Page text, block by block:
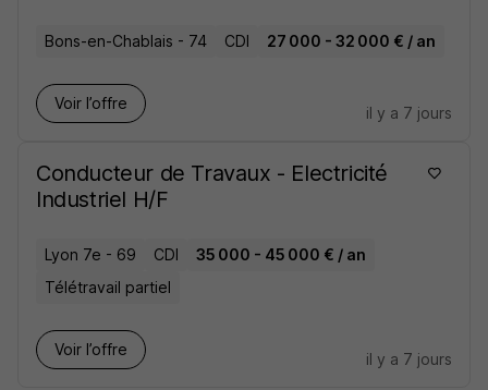
Bons-en-Chablais - 74 CDI 27 000 - 32 000 € / an
Voir l’offre
il y a 7 jours
Conducteur de Travaux - Electricité
Industriel H/F
Lyon 7e - 69 CDI
35 000 - 45 000 € / an
Télétravail partiel
Voir l’offre
il y a 7 jours